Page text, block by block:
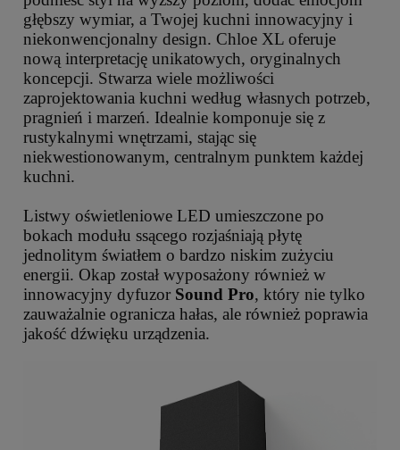
głębszy wymiar, a Twojej kuchni innowacyjny i
niekonwencjonalny design. Chloe XL oferuje
nową interpretację unikatowych, oryginalnych
koncepcji. Stwarza wiele możliwości
zaprojektowania kuchni według własnych potrzeb,
pragnień i marzeń. Idealnie komponuje się z
rustykalnymi wnętrzami, stając się
niekwestionowanym, centralnym punktem każdej
kuchni.
Listwy oświetleniowe LED umieszczone po
bokach modułu ssącego rozjaśniają płytę
jednolitym światłem o bardzo niskim zużyciu
energii. Okap został wyposażony również w
innowacyjny dyfuzor Sound Pro, który nie tylko
zauważalnie ogranicza hałas, ale również poprawia
jakość dźwięku urządzenia.